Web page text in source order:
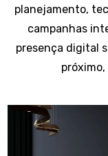
planejamento,
campanhas
presença digital